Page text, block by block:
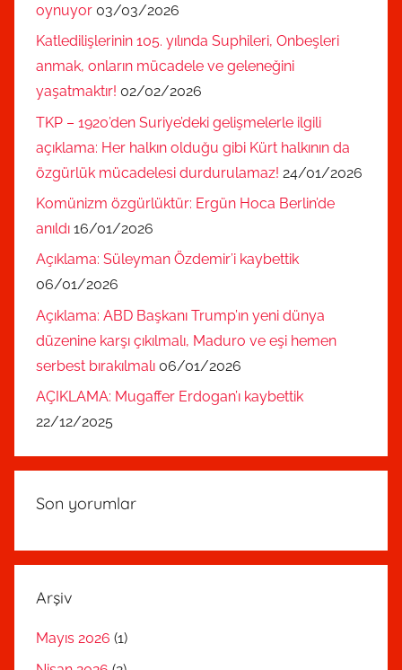
oynuyor 03/03/2026
Katledilişlerinin 105. yılında Suphileri, Onbeşleri
anmak, onların mücadele ve geleneğini
yaşatmaktır! 02/02/2026
TKP – 1920’den Suriye’deki gelişmelerle ilgili
açıklama: Her halkın olduğu gibi Kürt halkının da
özgürlük mücadelesi durdurulamaz! 24/01/2026
Komünizm özgürlüktür: Ergün Hoca Berlin’de
anıldı 16/01/2026
Açıklama: Süleyman Özdemir’i kaybettik
06/01/2026
Açıklama: ABD Başkanı Trump’ın yeni dünya
düzenine karşı çıkılmalı, Maduro ve eşi hemen
serbest bırakılmalı 06/01/2026
AÇIKLAMA: Mugaffer Erdogan’ı kaybettik
22/12/2025
Son yorumlar
Arşiv
Mayıs 2026 (1)